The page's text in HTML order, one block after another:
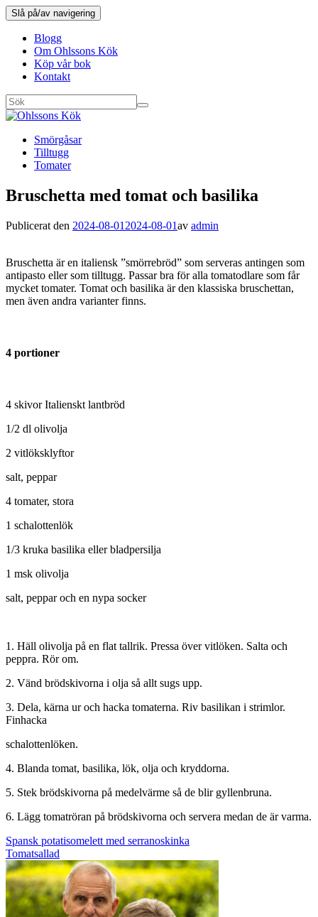
Slå på/av navigering
Blogg
Om Ohlssons Kök
Köp vår bok
Kontakt
Smörgåsar
Tilltugg
Tomater
Bruschetta med tomat och basilika
Publicerat den 2024-08-01 2024-08-01av admin
Bruschetta är en italiensk ”smörrebröd” som serveras antingen som
antipasto eller som tilltugg. Passar bra för alla tomatodlare som får
mycket tomater. Tomat och basilika är den klassiska bruschettan,
men även andra varianter finns.
4 portioner
4 skivor Italienskt lantbröd
1/2 dl olivolja
2 vitlöksklyftor
salt, peppar
4 tomater, stora
1 schalottenlök
1/3 kruka basilika eller bladpersilja
1 msk olivolja
salt, peppar och en nypa socker
1. Häll olivolja på en flat tallrik. Pressa över vitlöken. Salta och
peppra. Rör om.
2. Vänd brödskivorna i olja så allt sugs upp.
3. Dela, kärna ur och hacka tomaterna. Riv basilikan i strimlor.
Finhacka
schalottenlöken.
4. Blanda tomat, basilika, lök, olja och kryddorna.
5. Stek brödskivorna på medelvärme så de blir gyllenbruna.
6. Lägg tomatröran på brödskivorna och servera medan de är varma.
Inläggsnavigering
Spansk potatisomelett med serranoskinka
Tomatsallad